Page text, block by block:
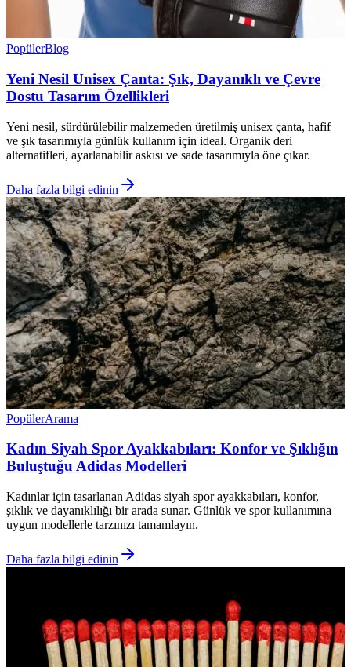
PopülerBlog
Yeni Nesil Unisex Çanta: Şık, Dayanıklı ve Çevre
Dostu Tasarım Özellikleri
Yeni nesil, sürdürülebilir malzemeden üretilmiş unisex çanta, hafif
ve şık tasarımıyla günlük kullanım için ideal. Organik deri
alternatifleri, ayarlanabilir askısı ve sade tasarımıyla öne çıkar.
Daha fazla bilgi edinin
PopülerArama
Kadın Siyah Spor Ayakkabıları: Konfor ve Şıklığın
Buluştuğu Adidas Modelleri
Kadınlar için tasarlanan Adidas siyah spor ayakkabıları, konfor,
şıklık ve dayanıklılığı bir arada sunar. Günlük ve spor kullanımına
uygun modellerle tarzınızı tamamlayın.
Daha fazla bilgi edinin